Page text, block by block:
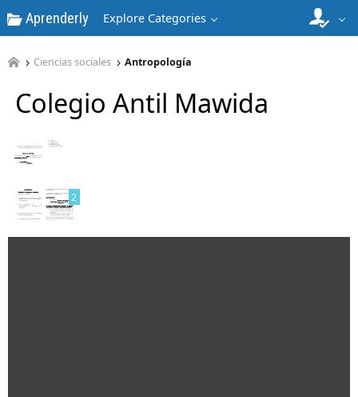
Aprenderly Explore Categories
Ciencias sociales Antropología
Colegio Antil Mawida
2